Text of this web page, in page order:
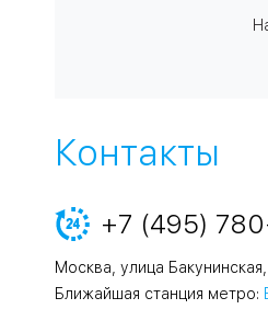
Контакты
+7 (495)
Москва, улица
Ближайшая станция метро: